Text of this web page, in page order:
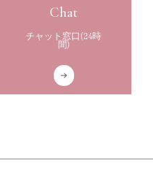
Chat
チャット窓口(24時
間)